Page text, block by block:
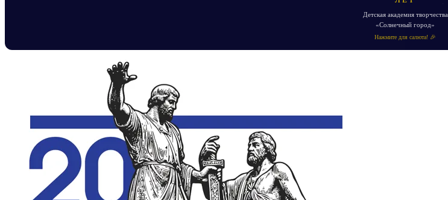
Детская академия творчества
«Солнечный город»
Нажмите для салюта! 🎉